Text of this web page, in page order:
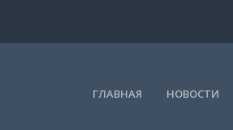
ГЛАВНАЯ НОВОСТИ